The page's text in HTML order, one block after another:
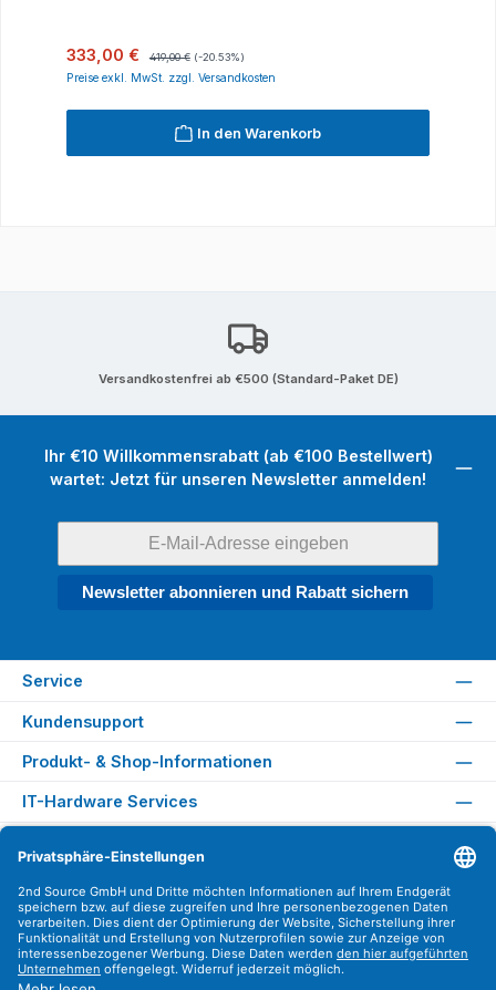
Verkaufspreis:
333,00 € Regulärer Preis:
419,00 € (-20.53%)
Preise exkl. MwSt. zzgl. Versandkosten
In den Warenkorb
Versandkostenfrei ab €500 (Standard-Paket DE)
Ihr €10 Willkommensrabatt (ab €100 Bestellwert)
wartet: Jetzt für unseren Newsletter anmelden!
Newsletter abonnieren und Rabatt sichern
Service
Kundensupport
Produkt- & Shop-Informationen
IT-Hardware Services
Versandarten
Zahlungsarten
Sicher Einkaufen